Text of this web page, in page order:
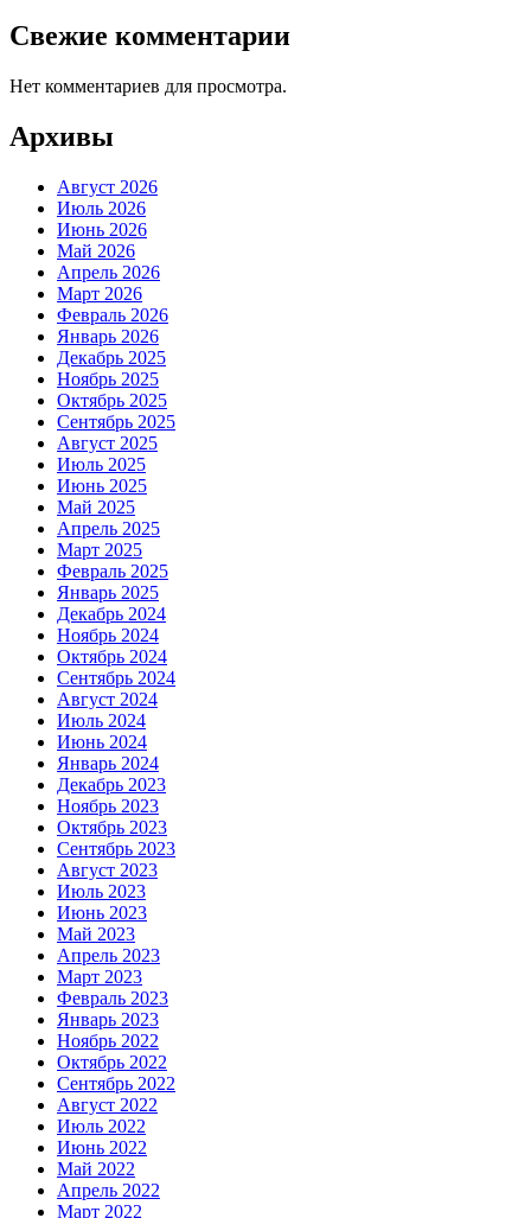
Свежие комментарии
Нет комментариев для просмотра.
Архивы
Август 2026
Июль 2026
Июнь 2026
Май 2026
Апрель 2026
Март 2026
Февраль 2026
Январь 2026
Декабрь 2025
Ноябрь 2025
Октябрь 2025
Сентябрь 2025
Август 2025
Июль 2025
Июнь 2025
Май 2025
Апрель 2025
Март 2025
Февраль 2025
Январь 2025
Декабрь 2024
Ноябрь 2024
Октябрь 2024
Сентябрь 2024
Август 2024
Июль 2024
Июнь 2024
Январь 2024
Декабрь 2023
Ноябрь 2023
Октябрь 2023
Сентябрь 2023
Август 2023
Июль 2023
Июнь 2023
Май 2023
Апрель 2023
Март 2023
Февраль 2023
Январь 2023
Ноябрь 2022
Октябрь 2022
Сентябрь 2022
Август 2022
Июль 2022
Июнь 2022
Май 2022
Апрель 2022
Март 2022